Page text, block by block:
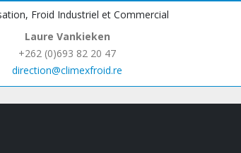
Froid Industriel et Commercial
Laure Vankieken
+262 (0)693 82 20 47
direction@climexfroid.re